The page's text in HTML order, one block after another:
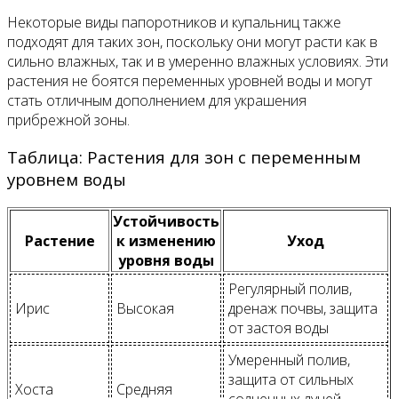
Некоторые виды папоротников и купальниц также
подходят для таких зон, поскольку они могут расти как в
сильно влажных, так и в умеренно влажных условиях. Эти
растения не боятся переменных уровней воды и могут
стать отличным дополнением для украшения
прибрежной зоны.
Таблица: Растения для зон с переменным
уровнем воды
Растение
Устойчивость
к изменению
уровня воды
Уход
Ирис Высокая
Регулярный полив,
дренаж почвы, защита
от застоя воды
Хоста Средняя
Умеренный полив,
защита от сильных